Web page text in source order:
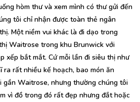
hòm thư và xem mình có thư gửi đến
tôi chỉ nhận được toàn thẻ ngân
Một niềm vui khác là đi dạo trong
Waitrose trong khu Brunwick với
xếp bắt mắt. Cứ mỗi lần đi siêu thị như
ra rất nhiều kế hoạch, bao món ăn
gần Waitrose, nhưng thường chúng tôi
vì đồ trong đó rất đẹp nhưng đắt hoặc